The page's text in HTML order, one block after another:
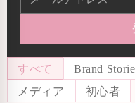
すべて Brand
メディア
初心者